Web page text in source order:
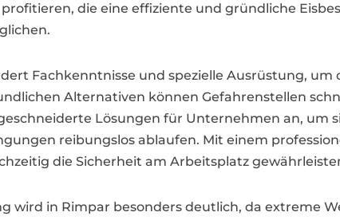
die eine effiziente und gründliche
Fachkenntnisse und spezielle Ausrüstung, um
Alternativen können Gefahrenstellen
Lösungen für Unternehmen an, um
reibungslos ablaufen. Mit einem
die Sicherheit am Arbeitsplatz
wird in Rimpar besonders deutlich, da extreme